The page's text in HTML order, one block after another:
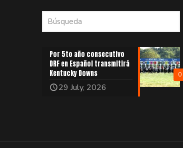
0
Por 5to año consecutivo
DRF en Español transmitirá
Kentucky Downs
29 July, 2026